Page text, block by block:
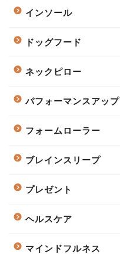
インソール
ドッグフード
ネックピロー
パフォーマンスアップ
フォームローラー
ブレインスリープ
プレゼント
ヘルスケア
マインドフルネス